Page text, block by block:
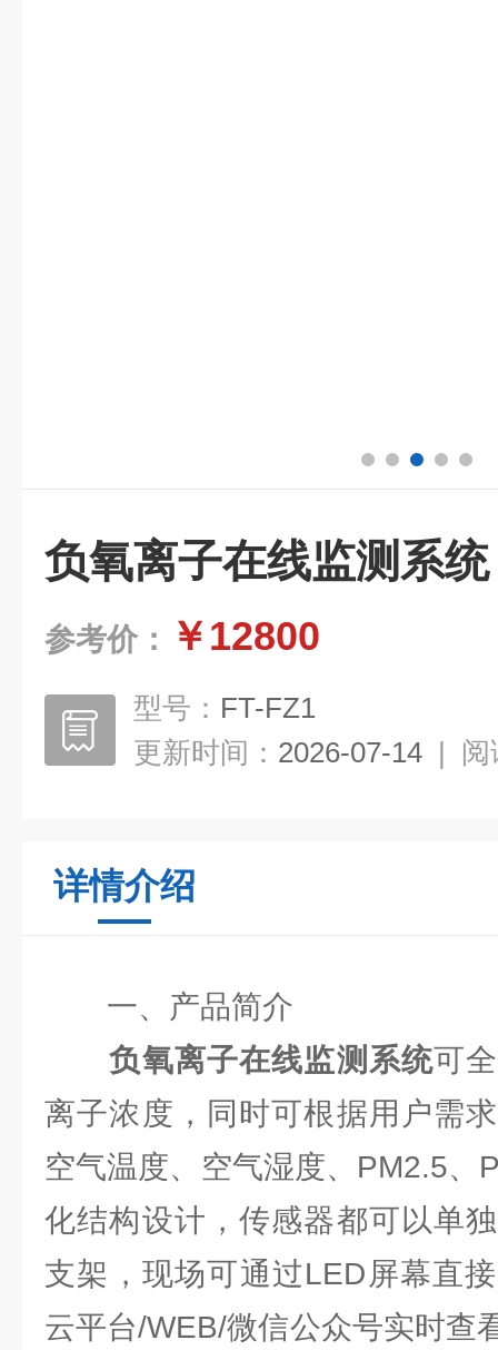
负氧离子在线监测系统
参考价： ￥12800
型号： FT-FZ1
更新时间： 2026-07-14 | 阅
详情介绍
一、产品简介
负氧离子在线监测系统可
离子浓度，同时可根据用户需
空气温度、空气湿度、PM2.5、
化结构设计，传感器都可以单
支架，现场可通过LED屏幕直
云平台/WEB/微信公众号实时查